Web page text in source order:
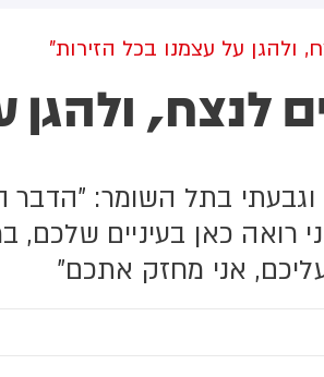
המהלך תלוי באישור
המפלגה, לקראת ועידת
שיתוף פעולה
המהלך יעבור
המפלגה ויגיע
הועידה של
ולהגן על עצמנו בכל הזירות"
לנצח, ולהגן
וגבעתי בתל השומר: "הדבר
רואה כאן בעיניים שלכם,
אני מחזק אתכם"